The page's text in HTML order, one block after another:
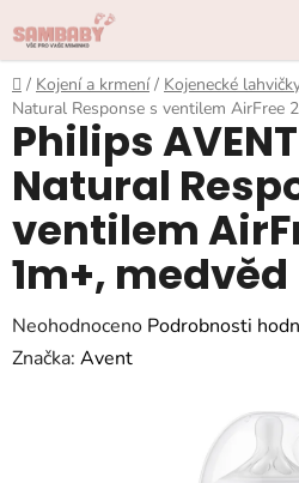
na
obsah
Domů
/ Kojení a krmení / Kojenecké
Natural Response s ventilem AirFree
Philips
Natural
ventilem
1m+, medvěd
Průměrné
hodnocení
Neohodnoceno Podrobnosti
Značka: Avent